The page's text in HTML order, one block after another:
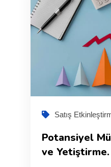
Satış
Potansiyel
ve Yetiştirme.